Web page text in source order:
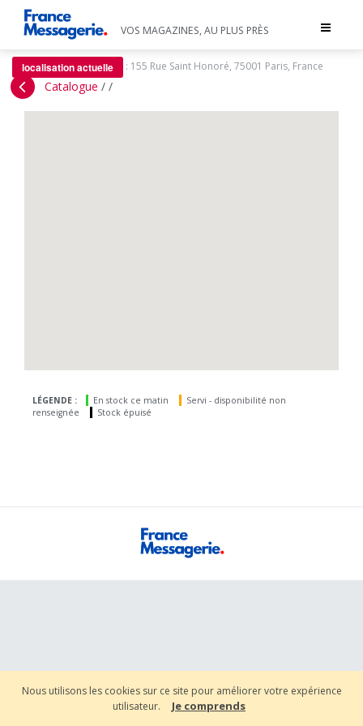
Nous utilisons les cookies sur ce site pour améliorer votre expérience
utilisateur.
Je comprends
Toggle
VOS MAGAZINES, AU PLUS PRÈS
localisation actuelle : 155 Rue Saint Honoré, 75001 Paris, France
Catalogue / /
LÉGENDE : En stock ce matin
Servi - disponibilité non
renseignée
Stock épuisé